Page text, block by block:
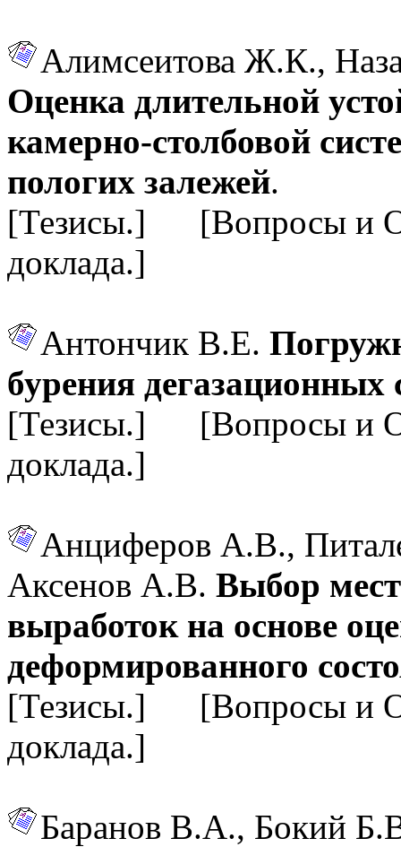
Алимсеитова Ж.К.,
Оценка длительной
камерно-столбовой
пологих залежей.
[Тезисы.] [Вопросы и
доклада.]
Антончик В.Е.
бурения
[Тезисы.] [Вопросы и
доклада.]
Анциферов А.В.,
Аксенов А.В. Выбор
выработок на основе
деформированного
[Тезисы.] [Вопросы и
доклада.]
Баранов В.А., Бокий